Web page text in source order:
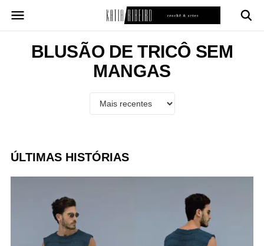
para
conteúdoBLUSÃO DE TRICÔ SEM
MANGAS
ÚLTIMAS HISTÓRIAS